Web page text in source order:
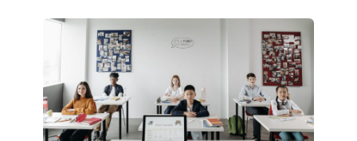
DEAL
VELOCITY
BY
MOST
—
МЕЖДУНАРОДНУЮ